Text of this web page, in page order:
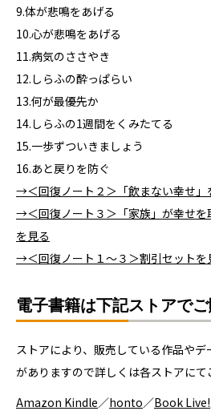
9.体が悲鳴をあげる
10.心が悲鳴をあげる
11.病気のささやき
12.しらふの酔っぱらい
13.何が最優先か
14.しらふの1週間をくみたてる
15.一歩ずついきましょう
16.あと戻りを防ぐ
→＜回復ノート２＞「飲まない幸せ」
→＜回復ノート３＞「家族」が幸せを
を見る
→＜回復ノート１～３＞割引セットを
電子書籍は下記ストアでご
ストアにより、販売している作品や
がありますので詳しくは各ストアにて
Amazon Kindle／honto／Book Live!